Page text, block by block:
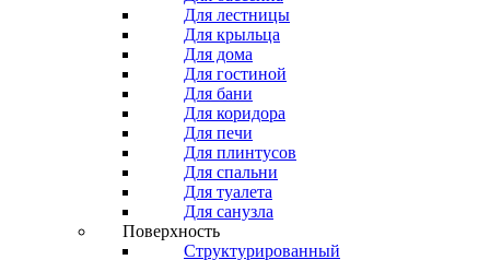
Для лестницы
Для крыльца
Для дома
Для гостиной
Для бани
Для коридора
Для печи
Для плинтусов
Для спальни
Для туалета
Для санузла
Поверхность
Структурированный